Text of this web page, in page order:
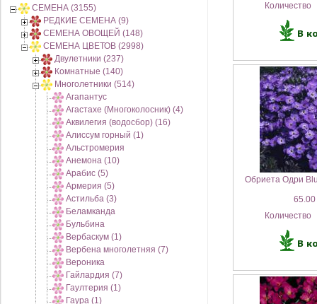
СЕМЕНА (3155)
РЕДКИЕ СЕМЕНА (9)
СЕМЕНА ОВОЩЕЙ (148)
СЕМЕНА ЦВЕТОВ (2998)
Двулетники (237)
Комнатные (140)
Многолетники (514)
Агапантус
Агастахе (Многоколосник) (4)
Аквилегия (водосбор) (16)
Алиссум горный (1)
Альстромерия
Анемона (10)
Арабис (5)
Армерия (5)
Астильба (3)
Беламканда
Бульбина
Вербаскум (1)
Вербена многолетняя (7)
Вероника
Гайлардия (7)
Гаултерия (1)
Гаура (1)
Количество
Обриета Одри
Количество